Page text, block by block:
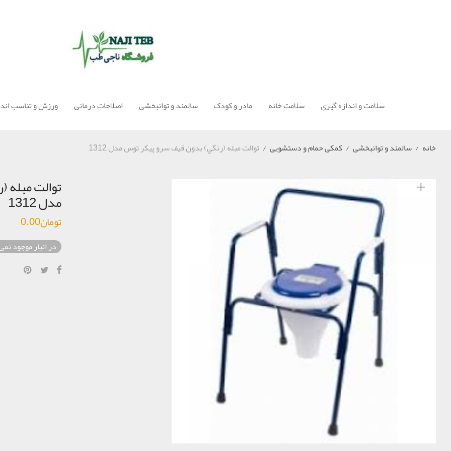
سلامت و اندازه گیری سلامت خانه مادر و کودک سالمند و توانبخشی اصلاحات درمانی ورزش و تناسب
خانه / سالمند و توانبخشی / کمکی حمام و دستشویی / توالت مبله (رنگي) بدون قيف سرو پیکر توس مدل 1312
توالت
مدل 1312
تومان0.00
در انبار موجود